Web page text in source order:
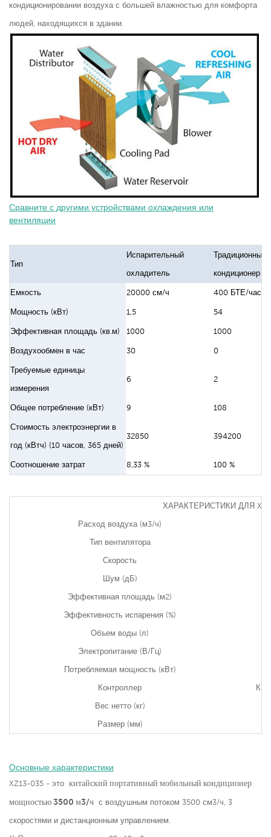
кондиционировании воздуха с большей влажностью для комфорта
людей, находящихся в здании.
Сравните с другими устройствами охлаждения или
вентиляции
Тип
Испарительный
охладитель
Традиционный
кондиционер
Емкость 20000 см/ч 400 БТЕ/час
Мощность (кВт) 1,5 54
Эффективная площадь (кв.м) 1000 1000
Воздухообмен в час 30 0
Требуемые единицы
измерения
6 2
Общее потребление (кВт) 9 108
Стоимость электроэнергии в
год (кВтч) (10 часов, 365 дней)
32850 394200
Соотношение затрат 8,33 % 100 %
ХАРАКТЕРИСТИКИ ДЛЯ
Расход воздуха (м3/ч)
Тип вентилятора
Скорость
Шум (дБ)
Эффективная площадь (м2)
Эффективность испарения (%)
Объем воды (л)
Электропитание (В/Гц)
Потребляемая мощность (кВт)
Контроллер
Вес нетто (кг)
Размер (мм)
Основные характеристики
XZ13-035 - это китайский портативный мобильный кондиционер
мощностью 3500 м3/ч с воздушным потоком 3500 см3/ч, 3
скоростями и дистанционным управлением.